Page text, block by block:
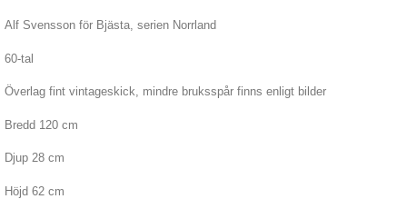
Alf Svensson för Bjästa, serien Norrland
60-tal
Överlag fint vintageskick, mindre bruksspår finns enligt bilder
Bredd 120 cm
Djup 28 cm
Höjd 62 cm